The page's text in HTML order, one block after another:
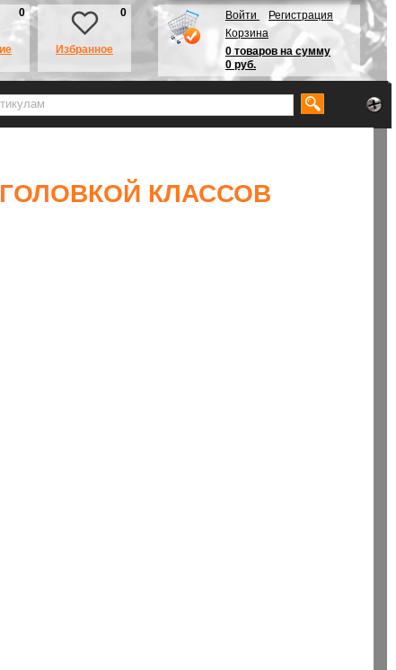
0
Избранное
0 Войти
Регистрация
Корзина
0 товаров на сумму
0 руб.
ГОЛОВКОЙ КЛАССОВ